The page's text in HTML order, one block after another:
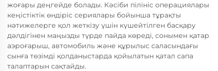
жоғары деңгейде болады. Кәсіби пілініс операциялары
кеңістіктік өндіріс сериялары бойынша тұрақты
нәтижелерге қол жеткізу үшін күшейтілген басқару
дәлдігінен маңызды түрде пайда көреді, сонымен қатар
аэроғарыш, автомобиль және құрылыс саласындағы
сынға төзімді қолданыстарда қойылатын қатал сапа
талаптарын сақтайды.